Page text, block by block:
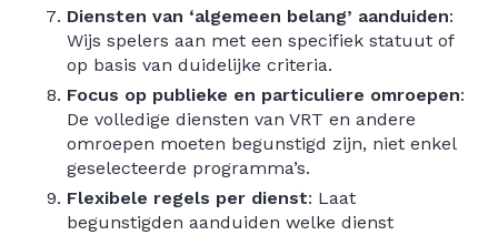
Diensten van ‘algemeen belang’ aanduiden:
Wijs spelers aan met een specifiek statuut of
op basis van duidelijke criteria.
Focus op publieke en particuliere omroepen:
De volledige diensten van VRT en andere
omroepen moeten begunstigd zijn, niet enkel
geselecteerde programma’s.
Flexibele regels per dienst: Laat
begunstigden aanduiden welke dienst